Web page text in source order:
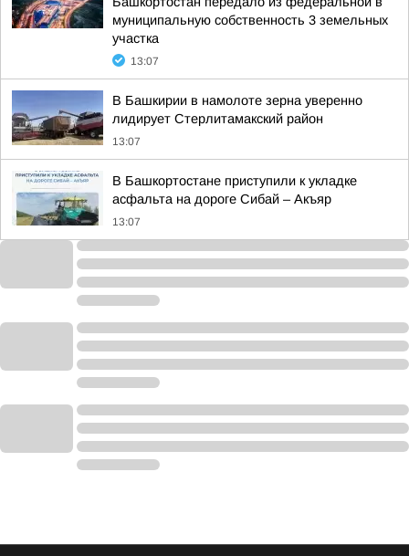
муниципальную собственность 3 земельных
участка
13:07
В Башкирии в намолоте зерна уверенно
лидирует Стерлитамакский район
13:07
В Башкортостане приступили к укладке
асфальта на дороге Сибай – Акъяр
13:07